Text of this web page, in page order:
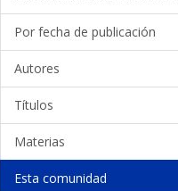
Por fecha de publicación
Autores
Títulos
Materias
Esta comunidad